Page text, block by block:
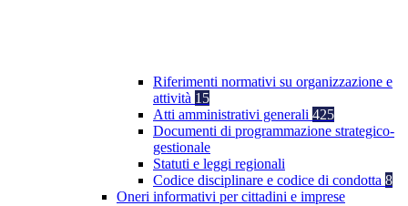
Riferimenti normativi su organizzazione e
attività 15
Atti amministrativi generali 425
Documenti di programmazione strategico-
gestionale
Statuti e leggi regionali
Codice disciplinare e codice di condotta 8
Oneri informativi per cittadini e imprese